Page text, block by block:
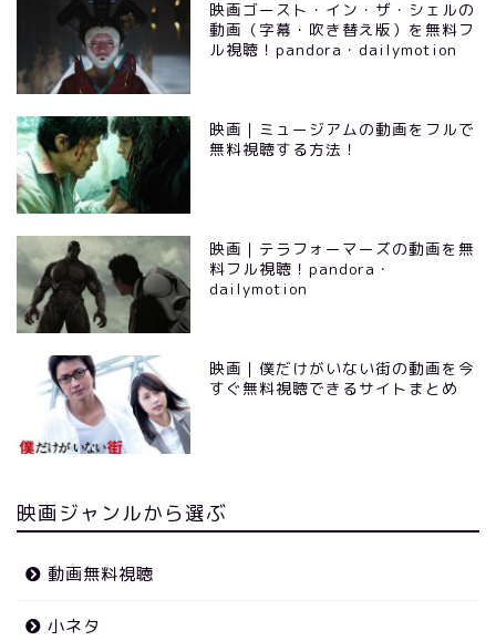
映画ゴースト・イン・ザ・シェルの
動画（字幕・吹き替え版）を無料フ
ル視聴！pandora・dailymotion
映画｜ミュージアムの動画をフルで
無料視聴する方法！
映画｜テラフォーマーズの動画を無
料フル視聴！pandora・
dailymotion
映画｜僕だけがいない街の動画を今
すぐ無料視聴できるサイトまとめ
映画ジャンルから選ぶ
動画無料視聴
小ネタ